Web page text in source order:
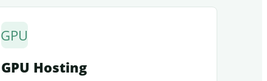
GPU
GPU Hosting